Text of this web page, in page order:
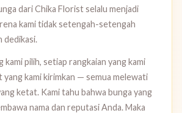
dari Chika Florist selalu menjadi
kami tidak setengah-setengah
dedikasi.
kami pilih, setiap rangkaian yang kami
yang kami kirimkan — semua melewati
ketat. Kami tahu bahwa bunga yang
nama dan reputasi Anda. Maka